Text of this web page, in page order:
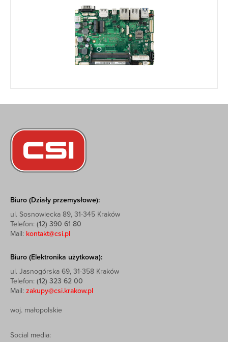
Biuro (Działy przemysłowe):
ul. Sosnowiecka 89, 31-345 Kraków
Telefon: (12) 390 61 80
Mail: kontakt@csi.pl
Biuro (Elektronika użytkowa):
ul. Jasnogórska 69, 31-358 Kraków
Telefon: (12) 323 62 00
Mail: zakupy@csi.krakow.pl
woj. małopolskie
Social media: